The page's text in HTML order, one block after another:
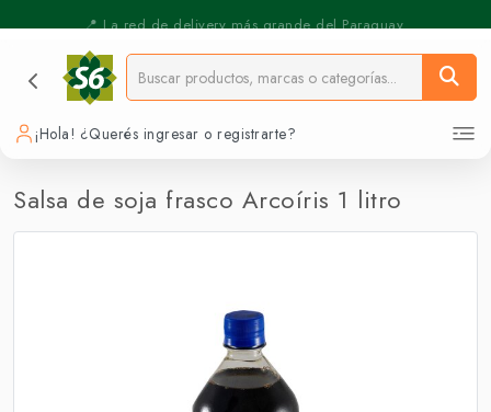
📍 La red de delivery más grande del Paraguay.
⚡️ Pickup Express - Retirás en 30 min.
¡Hola! ¿Querés ingresar o registrarte?
Salsa de soja frasco Arcoíris 1 litro